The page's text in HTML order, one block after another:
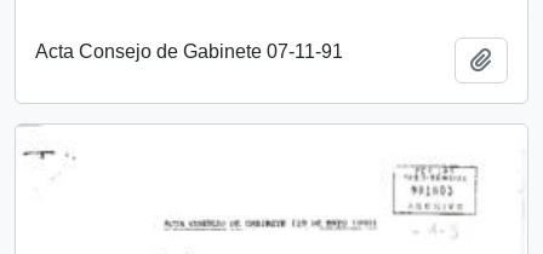
Acta Consejo de Gabinete 07-11-91